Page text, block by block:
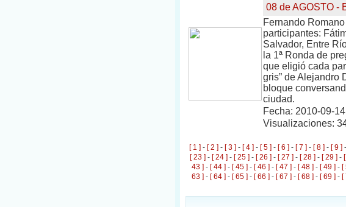
08 de AGOSTO -
Fernando
participantes:
Salvador, Entre
la 1ª Ronda de
que eligió cada
gris” de Alejandro
bloque
ciudad.
Fecha: 2010-09-
Visualizaciones:
[ 1 ] - [ 2 ] - [ 3 ] - [ 4 ] - [ 5 ] - [ 6 ] - [ 7 ] - [ 8 ] - [ 9 ] -
[ 23 ] - [ 24 ] - [ 25 ] - [ 26 ] - [ 27 ] - [ 28 ] - [ 29 ] -
43 ] - [ 44 ] - [ 45 ] - [ 46 ] - [ 47 ] - [ 48 ] - [ 49 ] - [
63 ] - [ 64 ] - [ 65 ] - [ 66 ] - [ 67 ] - [ 68 ] - [ 69 ] - [